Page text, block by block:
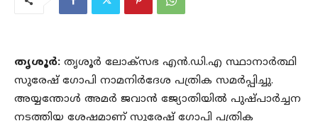
തൃശൂർ: തൃശൂർ ലോക്സഭ എൻ.ഡി.എ സ്ഥാനാർത്ഥി
സുരേഷ് ഗോപി നാമനിർദേശ പത്രിക സമർപ്പിച്ചു.
അയ്യന്തോൾ അമർ ജവാൻ ജ്യോതിയിൽ പുഷ്പാർച്ചന
നടത്തിയ ശേഷമാണ് സുരേഷ് ഗോപി പത്രിക